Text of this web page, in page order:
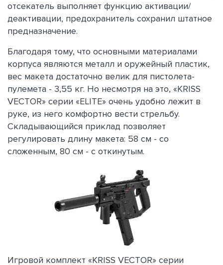
отсекатель выполняет функцию активации/
деактивации, предохранитель сохранил штатное
предназначение.
Благодаря тому, что основными материалами
корпуса являются металл и оружейный пластик,
вес макета достаточно велик для пистолета-
пулемета - 3,55 кг. Но несмотря на это, «KRISS
VECTOR» серии «ELITE» очень удобно лежит в
руке, из него комфортно вести стрельбу.
Складывающийся приклад позволяет
регулировать длину макета: 58 см - со
сложенным, 80 см - с откинутым.
Игровой комплект «KRISS VECTOR» серии